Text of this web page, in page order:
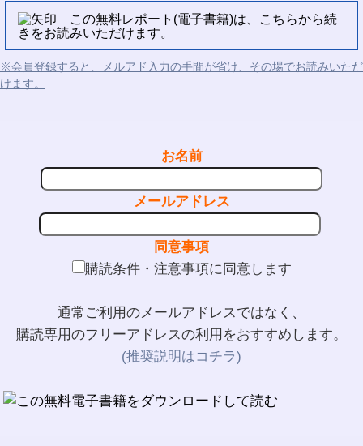
この無料レポート(電子書籍)は、こちらから続
きをお読みいただけます。
※会員登録すると、メルアド入力の手間が省け、その場でお読みいただ
けます。
お名前
メールアドレス
同意事項
購読条件・注意事項に同意します
通常ご利用のメールアドレスではなく、
購読専用のフリーアドレスの利用をおすすめします。
(推奨説明はコチラ)